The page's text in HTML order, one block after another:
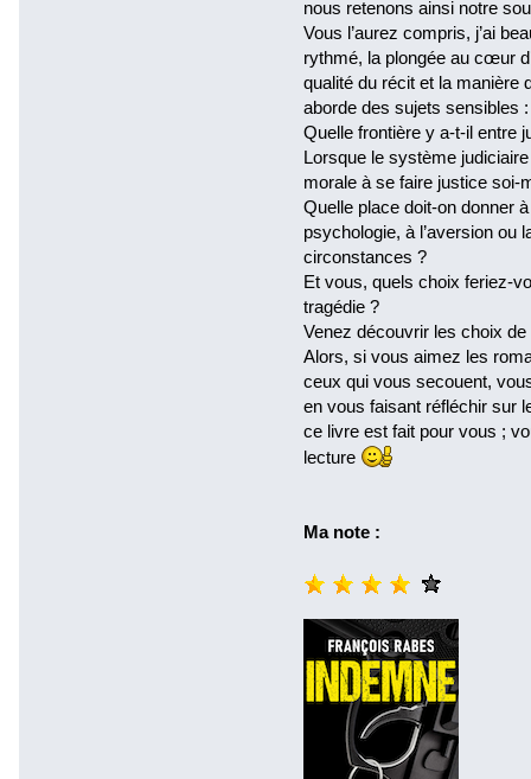
nous retenons ainsi notre
Vous l’aurez compris, j’ai
rythmé, la plongée au cœur
qualité du récit et la manière
aborde des sujets sensibles :
Quelle frontière y a-t-il entre
Lorsque le système
morale à se faire justice soi-
Quelle place doit-on donner
psychologie, à l’aversion ou
circonstances ?
Et vous, quels choix feriez-
tragédie ?
Venez découvrir les choix
Alors, si vous aimez les
ceux qui vous secouent,
en vous faisant réfléchir sur
ce livre est fait pour vous ;
lecture
Ma note :